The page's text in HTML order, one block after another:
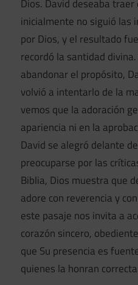
Dios. David deseaba
inicialmente no siguió las
por Dios, y el resultado
recordó la santidad
abandonar el propósito,
volvió a intentarlo de la
vemos que la adoración
apariencia ni en la
David se alegró delante
preocuparse por las
Biblia, Dios muestra que
adore con reverencia y
este pasaje nos invita a
corazón sincero,
que Su presencia es
quienes la honran